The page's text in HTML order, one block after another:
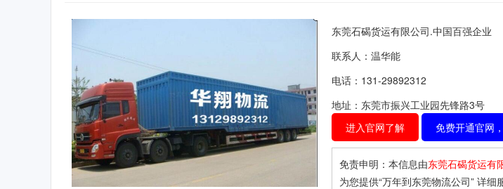
东莞石碣货运有限公司.中国百强企业
联系人：温华能
电话：131-29892312
地址：东莞市振兴工业园先锋路3号
进入官网了解
免费开通官网
免责申明：本信息由东莞石碣货运有
为您提供“万年到东莞物流公司” 详细